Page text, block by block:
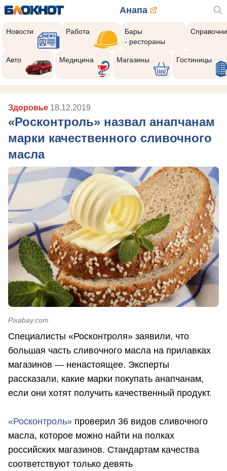
Анапа
Новости Работа
Бары
- рестораны
Авто Медицина Магазины Гостиницы
Здоровье 18.12.2019
«Росконтроль» назвал анапчанам
марки качественного сливочного
масла
Pixabay.com
Специалисты «Росконтроля» заявили, что
большая часть сливочного масла на прилавках
магазинов — ненастоящее. Эксперты
рассказали, какие марки покупать анапчанам,
если они хотят получить качественный продукт.
«Росконтроль» проверил 36 видов сливочного
масла, которое можно найти на полках
российских магазинов. Стандартам качества
соответствуют только девять